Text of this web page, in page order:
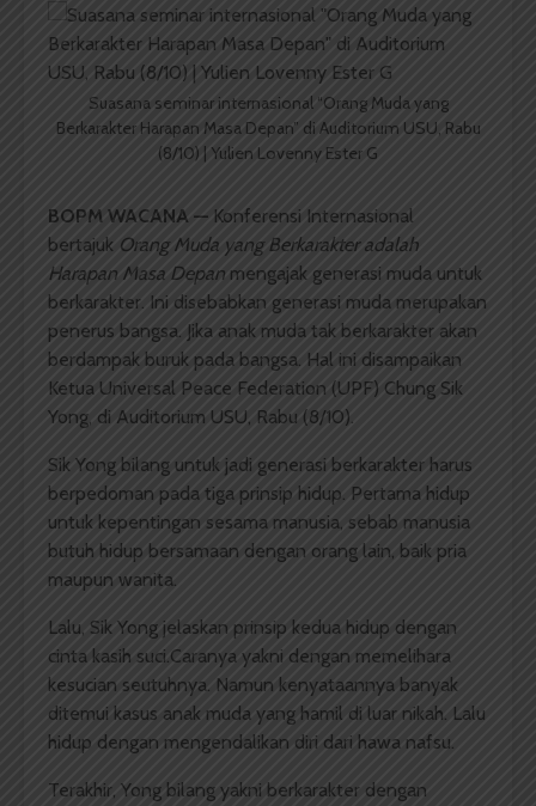
Suasana seminar internasional “Orang Muda yang
Berkarakter Harapan Masa Depan” di Auditorium USU, Rabu
(8/10) | Yulien Lovenny Ester G
BOPM WACANA — Konferensi Internasional
bertajuk Orang Muda yang Berkarakteradalah
Harapan Masa Depan mengajak generasi muda untuk
berkarakter. Ini disebabkan generasi muda merupakan
penerus bangsa. Jika anak muda tak berkarakter akan
berdampak buruk pada bangsa. Hal ini disampaikan
Ketua Universal Peace Federation (UPF) Chung Sik
Yong, di Auditorium USU, Rabu (8/10).
Sik Yong bilang untuk jadi generasi berkarakter harus
berpedoman pada tiga prinsip hidup. Pertama hidup
untuk kepentingan sesama manusia, sebab manusia
butuh hidup bersamaan dengan orang lain, baik pria
maupun wanita.
Lalu, Sik Yong jelaskan prinsip kedua hidup dengan
cinta kasih suci.Caranya yakni dengan memelihara
kesucian seutuhnya. Namun kenyataannya banyak
ditemui kasus anak muda yang hamil di luar nikah. Lalu
hidup dengan mengendalikan diri dari hawa nafsu.
Terakhir, Yong bilang yakni berkarakter dengan